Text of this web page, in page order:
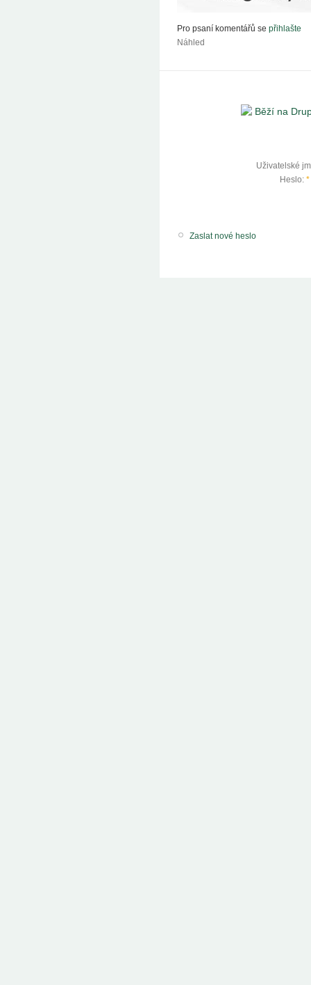
Pro psaní komentářů se přihlašte
Náhled
Uživatelské
Heslo: *
Zaslat nové heslo